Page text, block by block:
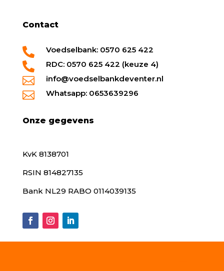
Contact
 Voedselbank: 0570 625 422
 RDC: 0570 625 422 (keuze 4)
 info@voedselbankdeventer.nl
 Whatsapp: 0653639296
Onze gegevens
KvK 8138701
RSIN 814827135
Bank NL29 RABO 0114039135